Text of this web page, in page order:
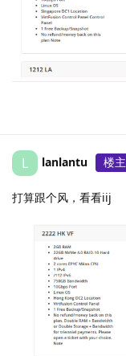
L lanlantu 楼主
打算跟个风，看看iij